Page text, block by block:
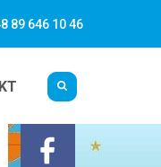
89 646 10 46